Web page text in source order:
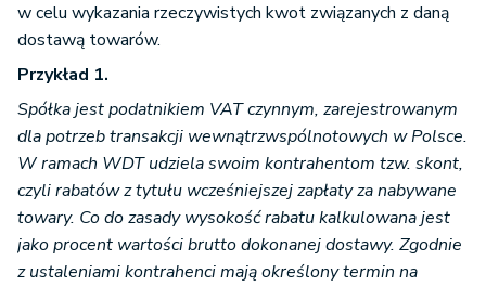
w celu wykazania rzeczywistych kwot związanych z daną
dostawą towarów.
Przykład 1.
Spółka jest podatnikiem VAT czynnym, zarejestrowanym
dla potrzeb transakcji wewnątrzwspólnotowych w Polsce.
W ramach WDT udziela swoim kontrahentom tzw. skont,
czyli rabatów z tytułu wcześniejszej zapłaty za nabywane
towary. Co do zasady wysokość rabatu kalkulowana jest
jako procent wartości brutto dokonanej dostawy. Zgodnie
z ustaleniami kontrahenci mają określony termin na